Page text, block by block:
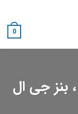
0
باتری مرسدس بنز GLA ، بنز جی ال